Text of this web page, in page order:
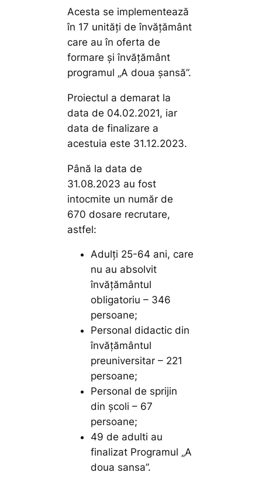
Acesta se implementează
în 17 unități de învățământ
care au în oferta de
formare și învățământ
programul „A doua șansă”.
Proiectul a demarat la
data de 04.02.2021, iar
data de finalizare a
acestuia este 31.12.2023.
Până la data de
31.08.2023 au fost
intocmite un număr de
670 dosare recrutare,
astfel:
Adulți 25-64 ani, care
nu au absolvit
învățământul
obligatoriu – 346
persoane;
Personal didactic din
învățământul
preuniversitar – 221
persoane;
Personal de sprijin
din școli – 67
persoane;
49 de adulti au
finalizat Programul „A
doua sansa”.